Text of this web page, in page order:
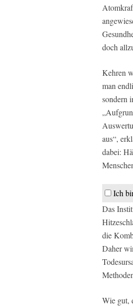
doch
Kehren
man
sondern
aus“,
dabei:
Ich
Das
die
Daher
Wie gut,